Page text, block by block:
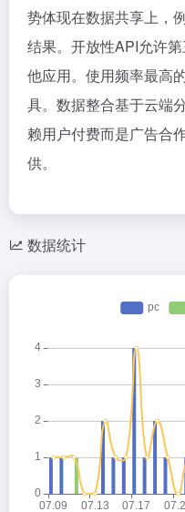
势体现在数据共享上，
结果。开放性API允许
他应用。使用频率最高
具。数据整合基于云端
赖用户付费而是广告合
供。
数据统计